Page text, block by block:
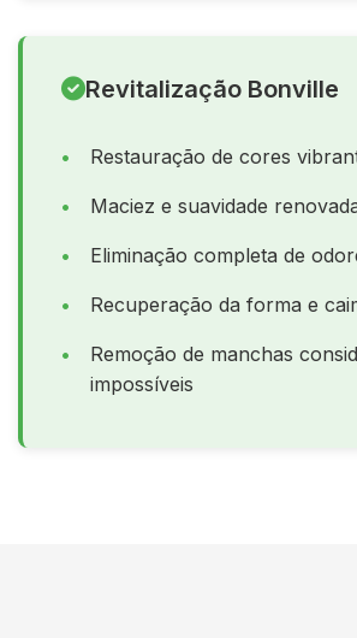
Revitalização Bonville
Restauração de cores
Maciez e suavidade
Eliminação completa de
Recuperação da forma e
Remoção de manchas
impossíveis